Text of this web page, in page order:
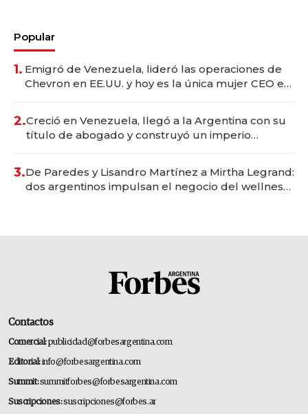
Popular
1. Emigró de Venezuela, lideró las operaciones de
Chevron en EE.UU. y hoy es la única mujer CEO en
2.Creció en Venezuela, llegó a la Argentina con su
título de abogado y construyó un imperio
3.De Paredes y Lisandro Martínez a Mirtha Legrand:
dos argentinos impulsan el negocio del wellness
Contactos
Comercial:publicidad@forbesargentina.com
Editorial:info@forbesargentina.com
Summit:summitforbes@forbesargentina.com
Suscripciones:suscripciones@forbes.ar